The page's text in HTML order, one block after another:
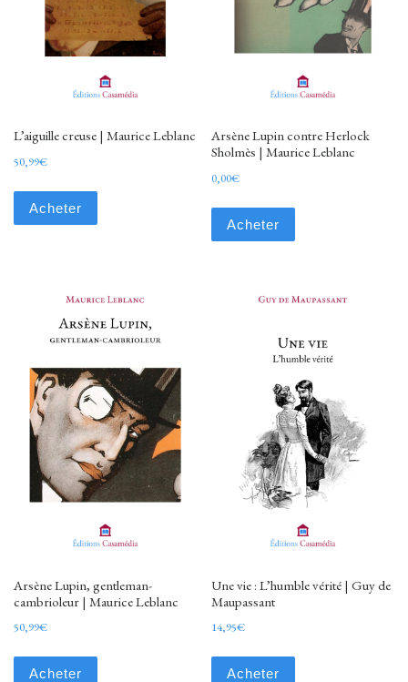
L’aiguille creuse | Maurice Leblanc
50,99€
Acheter
Arsène Lupin contre Herlock
Sholmès | Maurice Leblanc
0,00€
Acheter
Arsène Lupin, gentleman-
cambrioleur | Maurice Leblanc
50,99€
Acheter
Une vie : L’humble vérité | Guy de
Maupassant
14,95€
Acheter